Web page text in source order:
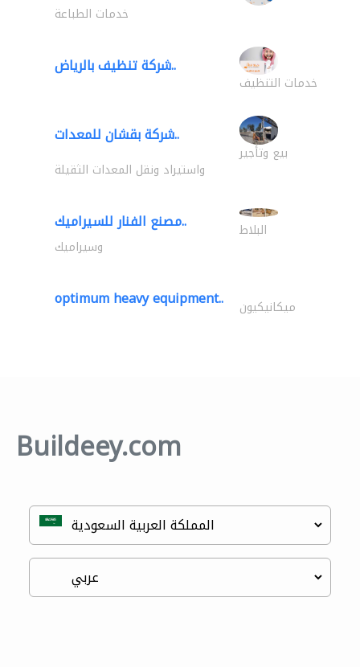
خدمات الطباعة
شركة تنظيف بالرياض..
خدمات التنظيف
شركة بقشان للمعدات..
بيع وتأجير
واستيراد ونقل المعدات الثقيلة
مصنع الفنار للسيراميك.. البلاط
وسيراميك
optimum heavy equipment.. ميكانيكيون
Buildeey.com